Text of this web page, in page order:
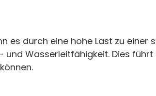
es durch eine hohe Last zu
und Wasserleitfähigkeit. Dies